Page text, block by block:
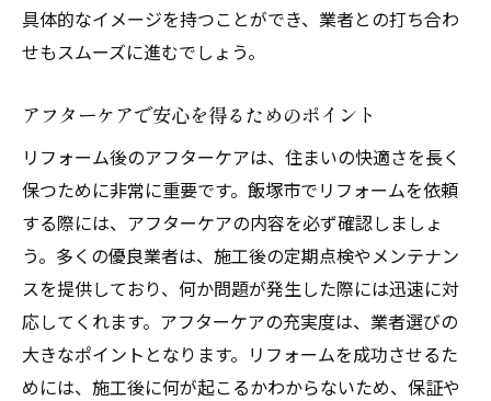
具体的なイメージを持つことができ、業者との打ち合わ
せもスムーズに進むでしょう。
アフターケアで安心を得るためのポイント
リフォーム後のアフターケアは、住まいの快適さを長く
保つために非常に重要です。飯塚市でリフォームを依頼
する際には、アフターケアの内容を必ず確認しましょ
う。多くの優良業者は、施工後の定期点検やメンテナン
スを提供しており、何か問題が発生した際には迅速に対
応してくれます。アフターケアの充実度は、業者選びの
大きなポイントとなります。リフォームを成功させるた
めには、施工後に何が起こるかわからないため、保証や